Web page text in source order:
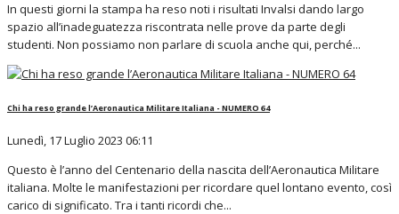
In questi giorni la stampa ha reso noti i risultati Invalsi dando largo
spazio all’inadeguatezza riscontrata nelle prove da parte degli
studenti. Non possiamo non parlare di scuola anche qui, perché...
Chi ha reso grande l’Aeronautica Militare Italiana - NUMERO 64
Lunedì, 17 Luglio 2023 06:11
Questo è l’anno del Centenario della nascita dell’Aeronautica Militare
italiana. Molte le manifestazioni per ricordare quel lontano evento, così
carico di significato. Tra i tanti ricordi che...